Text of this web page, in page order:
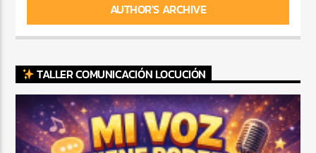
AUTHOR'S ARCHIVE
TALLER COMUNICACIÓN LOCUCIÓN